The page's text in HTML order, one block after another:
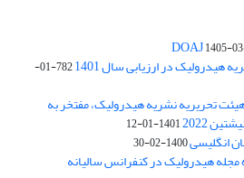
1405-
در ارزیابی سال 1401
782-01-
تحریریه نشریه هیدرولیک، مفتخر به
2022
1401-01-12
انگلیسی1400-02-30
مجله هیدرولیک در کنفرانس سالیانه